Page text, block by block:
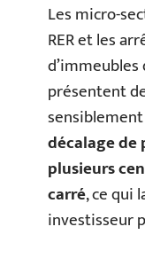
Les micro-
RER et les
d’immeubles
présentent
décalage
plusieurs
carré, ce qui
investisseur